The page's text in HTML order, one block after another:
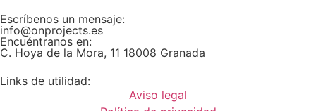
Escríbenos un mensaje:
info@onprojects.es
Encuéntranos en:
C. Hoya de la Mora, 11 18008 Granada
Links de utilidad:
Aviso legal